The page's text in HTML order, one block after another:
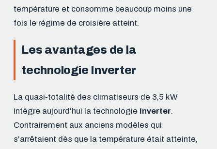
température et consomme beaucoup moins une
fois le régime de croisière atteint.
Les avantages de la
technologie Inverter
La quasi-totalité des climatiseurs de 3,5 kW
intègre aujourd'hui la technologie Inverter.
Contrairement aux anciens modèles qui
s'arrêtaient dès que la température était atteinte,